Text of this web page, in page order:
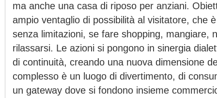
ma anche una casa di riposo per anziani.
ampio ventaglio di possibilità al visitatore, che
senza limitazioni, se fare shopping, mangiare,
rilassarsi. Le azioni si pongono in sinergia
di continuità, creando una nuova dimensione
complesso è un luogo di divertimento, di
un gateway dove si fondono insieme